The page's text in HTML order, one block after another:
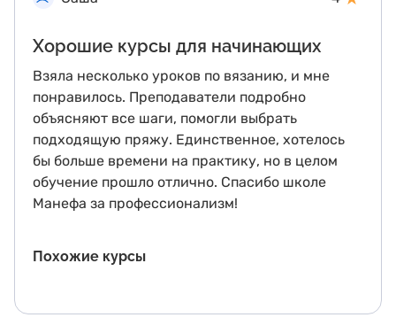
Хорошие курсы для начинающих
Взяла несколько уроков по вязанию, и мне
понравилось. Преподаватели подробно
объясняют все шаги, помогли выбрать
подходящую пряжу. Единственное, хотелось
бы больше времени на практику, но в целом
обучение прошло отлично. Спасибо школе
Манефа за профессионализм!
Похожие курсы